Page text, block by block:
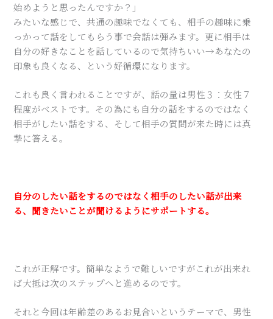
始めようと思ったんですか？」
みたいな感じで、共通の趣味でなくても、相手の趣味に乗
っかって話をしてもらう事で会話は弾みます。更に相手は
自分の好きなことを話しているので気持ちいい→あなたの
印象も良くなる、という好循環になります。
これも良く言われることですが、話の量は男性３：女性７
程度がベストです。その為にも自分の話をするのではなく
相手がしたい話をする、そして相手の質問が来た時には真
摯に答える。
自分のしたい話をするのではなく相手のしたい話が出来
る、聞きたいことが聞けるようにサポートする。
これが正解です。簡単なようで難しいですがこれが出来れ
ば大抵は次のステップへと進めるのです。
それと今回は年齢差のあるお見合いというテーマで、男性